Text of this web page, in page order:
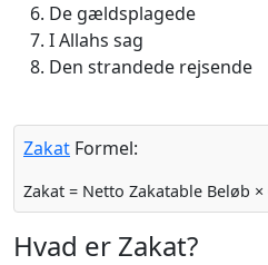
De gældsplagede
I Allahs sag
Den strandede rejsende
Zakat Formel:
Zakat = Netto Zakatable Beløb ×
Hvad er Zakat?